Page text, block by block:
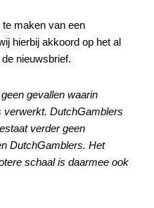
maken van een
hierbij akkoord op het al
nieuwsbrief.
gevallen waarin
DutchGamblers
verder geen
DutchGamblers. Het
schaal is daarmee ook